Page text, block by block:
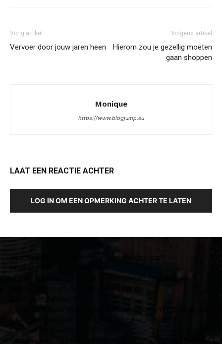
Vorig artikel
Vervoer door jouw jaren heen
Volgend artikel
Hierom zou je gezellig moeten
gaan shoppen
Monique
https://www.blogjump.eu
LAAT EEN REACTIE ACHTER
LOG IN OM EEN OPMERKING ACHTER TE LATEN
[tdb_header_logo align_vert="content-vert-top"
tagline_align_horiz="content-horiz-center" tagline_pos=""
f_text_font_weight="400" f_text_font_line_height="1"